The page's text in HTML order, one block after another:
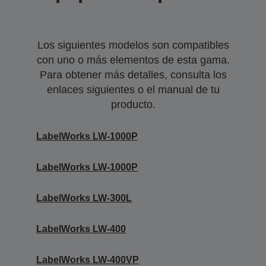
Los siguientes modelos son compatibles
con uno o más elementos de esta gama.
Para obtener más detalles, consulta los
enlaces siguientes o el manual de tu
producto.
LabelWorks LW-1000P
LabelWorks LW-1000P
LabelWorks LW-300L
LabelWorks LW-400
LabelWorks LW-400VP